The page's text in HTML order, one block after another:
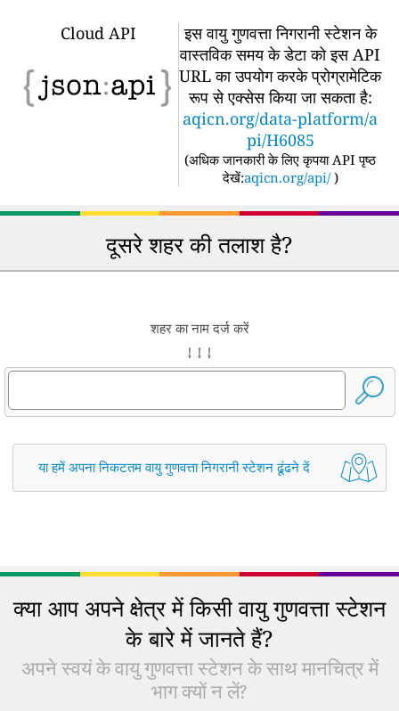
Cloud API
इस वायु गुणवत्ता निगरानी स्टेशन के
वास्तविक समय के डेटा को इस API
URL का उपयोग करके प्रोग्रामेटिक
रूप से एक्सेस किया जा सकता है:
aqicn.org/data-platform/a
pi/H6085
(अधिक जानकारी के लिए कृपया API पृष्ठ
देखें:aqicn.org/api/ )
दूसरे शहर की तलाश है?
शहर का नाम दर्ज करें
↓ ↓ ↓
या हमें अपना निकटतम वायु गुणवत्ता निगरानी स्टेशन ढूंढने दें
क्या आप अपने क्षेत्र में किसी वायु गुणवत्ता स्टेशन
के बारे में जानते हैं?
अपने स्वयं के वायु गुणवत्ता स्टेशन के साथ मानचित्र में
भाग क्यों न लें?